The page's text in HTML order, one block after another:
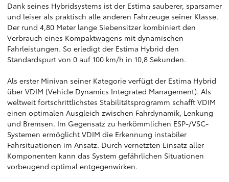
Dank seines Hybridsystems ist der Estima sauberer, sparsamer
und leiser als praktisch alle anderen Fahrzeuge seiner Klasse.
Der rund 4,80 Meter lange Siebensitzer kombiniert den
Verbrauch eines Kompaktwagens mit dynamischen
Fahrleistungen. So erledigt der Estima Hybrid den
Standardspurt von 0 auf 100 km/h in 10,8 Sekunden.
Als erster Minivan seiner Kategorie verfügt der Estima Hybrid
über VDIM (Vehicle Dynamics Integrated Management). Als
weltweit fortschrittlichstes Stabilitätsprogramm schafft VDIM
einen optimalen Ausgleich zwischen Fahrdynamik, Lenkung
und Bremsen. Im Gegensatz zu herkömmlichen ESP-/VSC-
Systemen ermöglicht VDIM die Erkennung instabiler
Fahrsituationen im Ansatz. Durch vernetzten Einsatz aller
Komponenten kann das System gefährlichen Situationen
vorbeugend optimal entgegenwirken.